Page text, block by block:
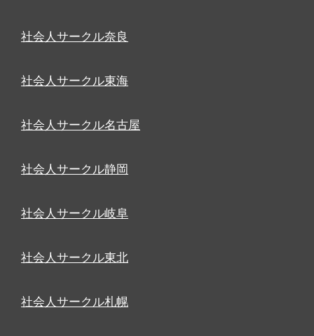
社会人サークル奈良
社会人サークル東海
社会人サークル名古屋
社会人サークル静岡
社会人サークル岐阜
社会人サークル東北
社会人サークル札幌